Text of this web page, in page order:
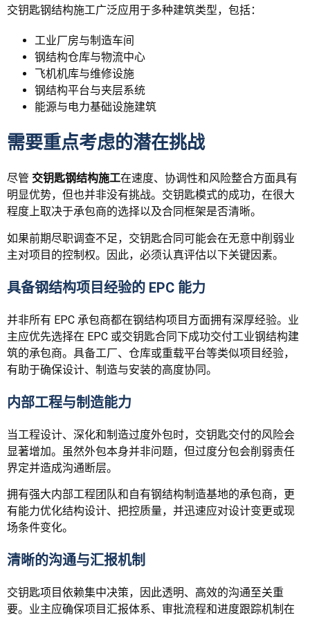
交钥匙钢结构施工广泛应用于多种建筑类型，包括：
工业厂房与制造车间
钢结构仓库与物流中心
飞机机库与维修设施
钢结构平台与夹层系统
能源与电力基础设施建筑
需要重点考虑的潜在挑战
尽管 交钥匙钢结构施工在速度、协调性和风险整合方面具有
明显优势，但也并非没有挑战。交钥匙模式的成功，在很大
程度上取决于承包商的选择以及合同框架是否清晰。
如果前期尽职调查不足，交钥匙合同可能会在无意中削弱业
主对项目的控制权。因此，必须认真评估以下关键因素。
具备钢结构项目经验的 EPC 能力
并非所有 EPC 承包商都在钢结构项目方面拥有深厚经验。业
主应优先选择在 EPC 或交钥匙合同下成功交付工业钢结构建
筑的承包商。具备工厂、仓库或重载平台等类似项目经验，
有助于确保设计、制造与安装的高度协同。
内部工程与制造能力
当工程设计、深化和制造过度外包时，交钥匙交付的风险会
显著增加。虽然外包本身并非问题，但过度分包会削弱责任
界定并造成沟通断层。
拥有强大内部工程团队和自有钢结构制造基地的承包商，更
有能力优化结构设计、把控质量，并迅速应对设计变更或现
场条件变化。
清晰的沟通与汇报机制
交钥匙项目依赖集中决策，因此透明、高效的沟通至关重
要。业主应确保项目汇报体系、审批流程和进度跟踪机制在